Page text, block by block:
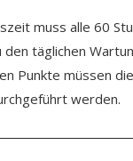
muss alle 60
den täglichen
Punkte müssen
werden.